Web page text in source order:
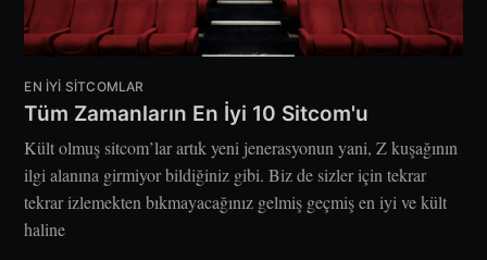
EN IYI SITCOMLAR
Tüm Zamanların En İyi 10 Sitcom'u
Kült olmuş sitcom’lar artık yeni jenerasyonun yani, Z kuşağının
ilgi alanına girmiyor bildiğiniz gibi. Biz de sizler için tekrar
tekrar izlemekten bıkmayacağınız gelmiş geçmiş en iyi ve kült
haline